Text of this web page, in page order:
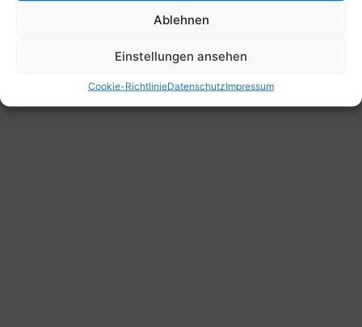
Ablehnen
Einstellungen ansehen
Cookie-RichtlinieDatenschutzImpressum